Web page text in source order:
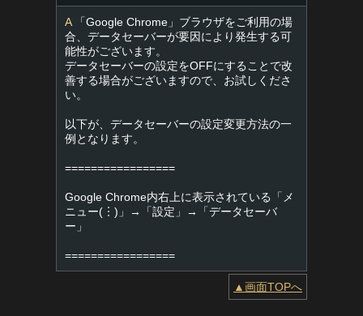
A「Google Chrome」ブラウザをご利用の場
合、データセーバーが要因により発生する可
能性がございます。
データセーバーの設定をOFFにすることで改
善する場合がございますので、お試しくださ
い。
以下が、データセーバーの設定変更方法の一
例となります。
=================
Google Chrome内右上に表示されている「メ
ニュー(︙)」→「設定」→「データセーバ
ー」
=================
▲画面TOPへ